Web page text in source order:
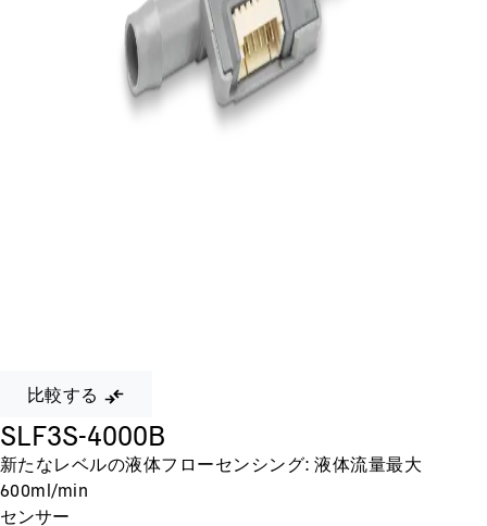
比較する
SLF3S-4000B
新たなレベルの液体フローセンシング: 液体流量最大
600ml/min
センサー